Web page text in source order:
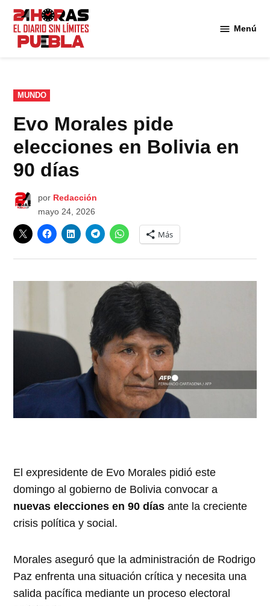
Saltar
contenido
Menú
PUBLICADO
EN
MUNDO
Evo Morales pide
elecciones en Bolivia en
90 días
por Redacción
mayo 24, 2026
Más
El expresidente de Evo Morales pidió este
domingo al gobierno de Bolivia convocar a
nuevas elecciones en 90 días ante la creciente
crisis política y social.
Morales aseguró que la administración de Rodrigo
Paz enfrenta una situación crítica y necesita una
salida pacífica mediante un proceso electoral